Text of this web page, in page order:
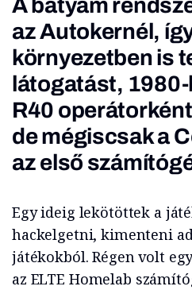
az Autokernél,
környezetben is
látogatást,
R40
de mégiscsak a
az első
Egy ideig lekötöttek a
hackelgetni, kimenteni
játékokból. Régen volt
az ELTE Homelab